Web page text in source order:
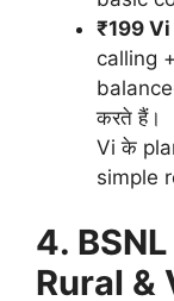
₹199
calling
करते हैं।
Vi के
simple
4.
Rural &